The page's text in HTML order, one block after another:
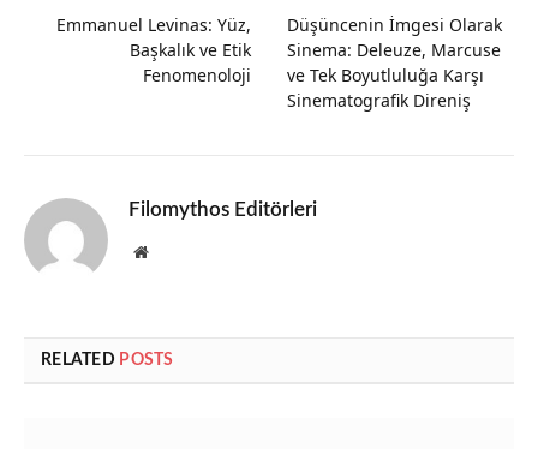
Emmanuel Levinas: Yüz,
Başkalık ve Etik
Fenomenoloji
Düşüncenin İmgesi Olarak
Sinema: Deleuze, Marcuse
ve Tek Boyutluluğa Karşı
Sinematografik Direniş
Filomythos Editörleri
Website
RELATED POSTS